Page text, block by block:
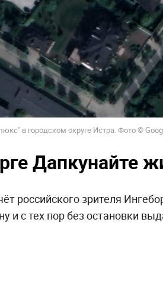
в городском округе Истра. Фото ©
Дапкунайте
российского зрителя
и с тех пор без остановки